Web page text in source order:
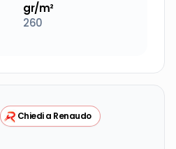
gr/m²
260
Chiedi a Renaudo